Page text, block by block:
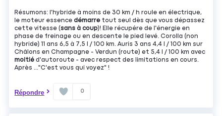
Résumons: l'hybride à moins de 30 km / h roule en électrique,
le moteur essence démarre tout seul dès que vous dépassez
cette vitesse (sans à coup)! Elle récupére de l'énergie en
phase de freinage ou en descente le pied levé. Corolla (non
hybride) 11 ans 6,5 à 7,5 l / 100 km. Auris 3 ans 4,4 l / 100 km sur
Châlons en Champagne - Verdun (route) et 5,4 l / 100 km avec
moitié d'autoroute - avec respect des limitations en cours.
Après ..."C'est vous qui voyez" !
Répondre 0